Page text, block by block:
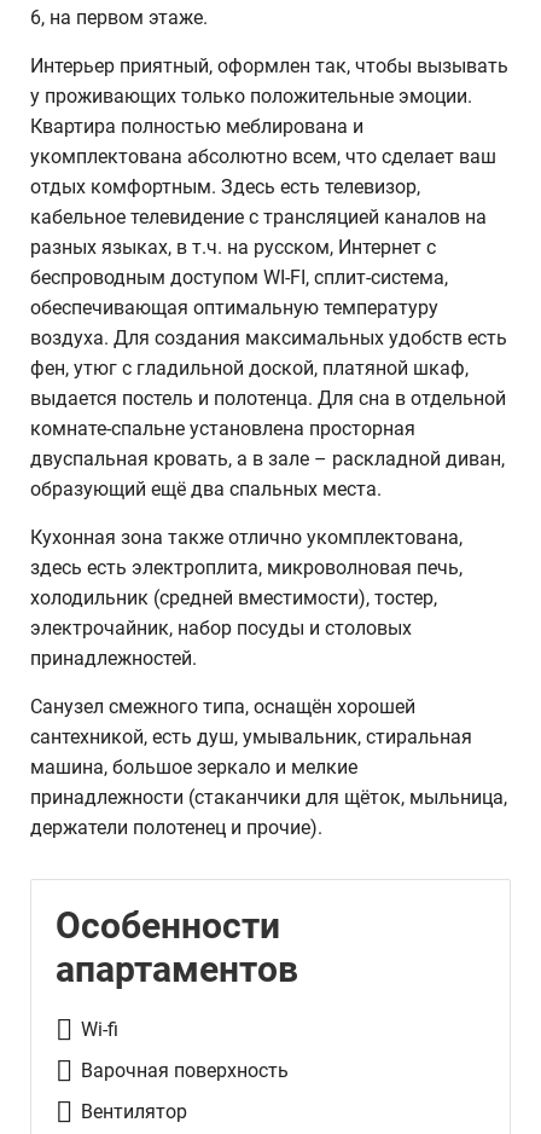
6, на первом этаже.
Интерьер приятный, оформлен так, чтобы вызывать
у проживающих только положительные эмоции.
Квартира полностью меблирована и
укомплектована абсолютно всем, что сделает ваш
отдых комфортным. Здесь есть телевизор,
кабельное телевидение с трансляцией каналов на
разных языках, в т.ч. на русском, Интернет с
беспроводным доступом WI-FI, сплит-система,
обеспечивающая оптимальную температуру
воздуха. Для создания максимальных удобств есть
фен, утюг с гладильной доской, платяной шкаф,
выдается постель и полотенца. Для сна в отдельной
комнате-спальне установлена просторная
двуспальная кровать, а в зале – раскладной диван,
образующий ещё два спальных места.
Кухонная зона также отлично укомплектована,
здесь есть электроплита, микроволновая печь,
холодильник (средней вместимости), тостер,
электрочайник, набор посуды и столовых
принадлежностей.
Санузел смежного типа, оснащён хорошей
сантехникой, есть душ, умывальник, стиральная
машина, большое зеркало и мелкие
принадлежности (стаканчики для щёток, мыльница,
держатели полотенец и прочие).
Особенности
апартаментов
Wi-fi
Варочная поверхность
Вентилятор